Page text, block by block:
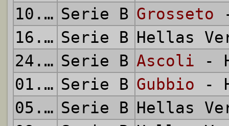
10.09.2011 Serie B Grosseto
16.09.2011 Serie B Hellas
24.09.2011 Serie B Ascoli -
01.10.2011 Serie B Gubbio -
05.10.2011 Serie B Hellas